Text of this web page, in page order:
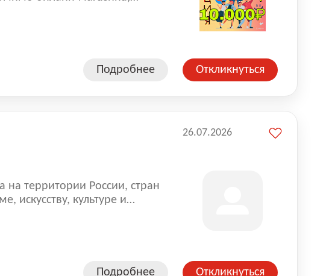
Яндекс. Маркет и
У компании более 18 000
Подробнее Откликнуться
на территории России, стран
искусству, культуре и
Подробнее
26.07.2026
Откликнуться